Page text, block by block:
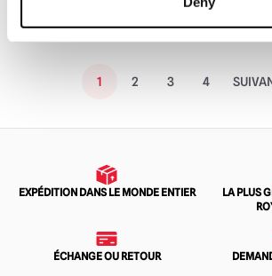
VOIR LE PRODUIT
1 2 3 4
EXPÉDITION DANS LE MONDE ENTIER
LA PLUS
ÉCHANGE OU RETOUR